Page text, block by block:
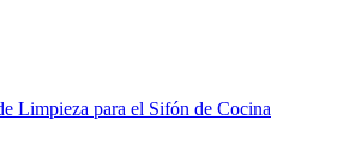
Limpieza para el Sifón de Cocina